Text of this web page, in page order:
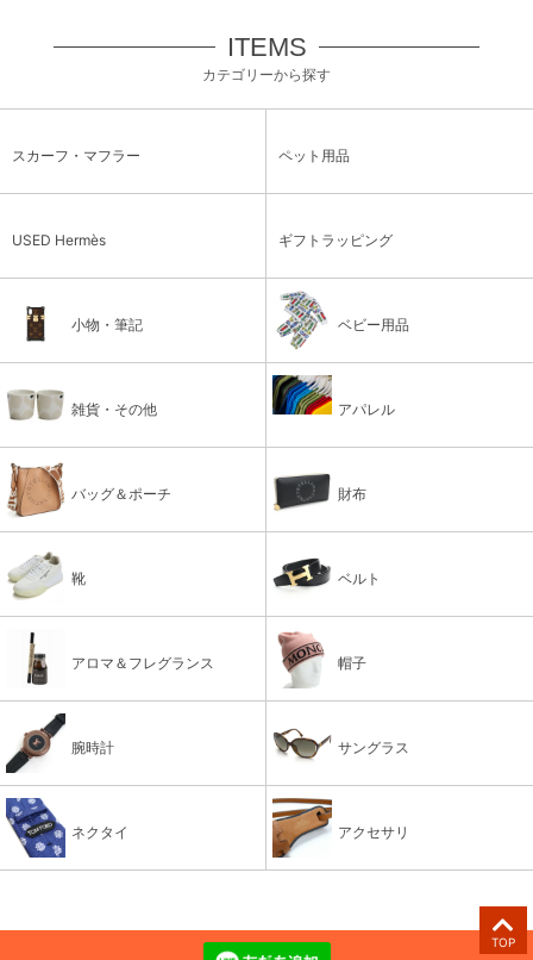
ITEMS
カテゴリーから探す
スカーフ・マフラー ペット用品
USED Hermès ギフトラッピング
小物・筆記 ベビー用品
雑貨・その他 アパレル
バッグ＆ポーチ 財布
靴 ベルト
アロマ＆フレグランス 帽子
腕時計 サングラス
ネクタイ アクセサリ
TOP